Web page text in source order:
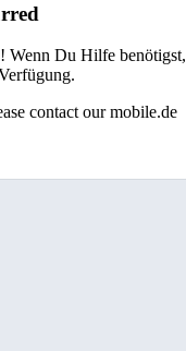
Wenn Du Hilfe benötigst,
contact our mobile.de